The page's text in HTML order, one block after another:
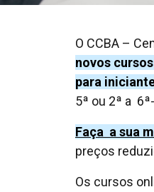
O CCBA –
novos
para
5ª ou 2ª a
Faça a sua
preços
Os cursos